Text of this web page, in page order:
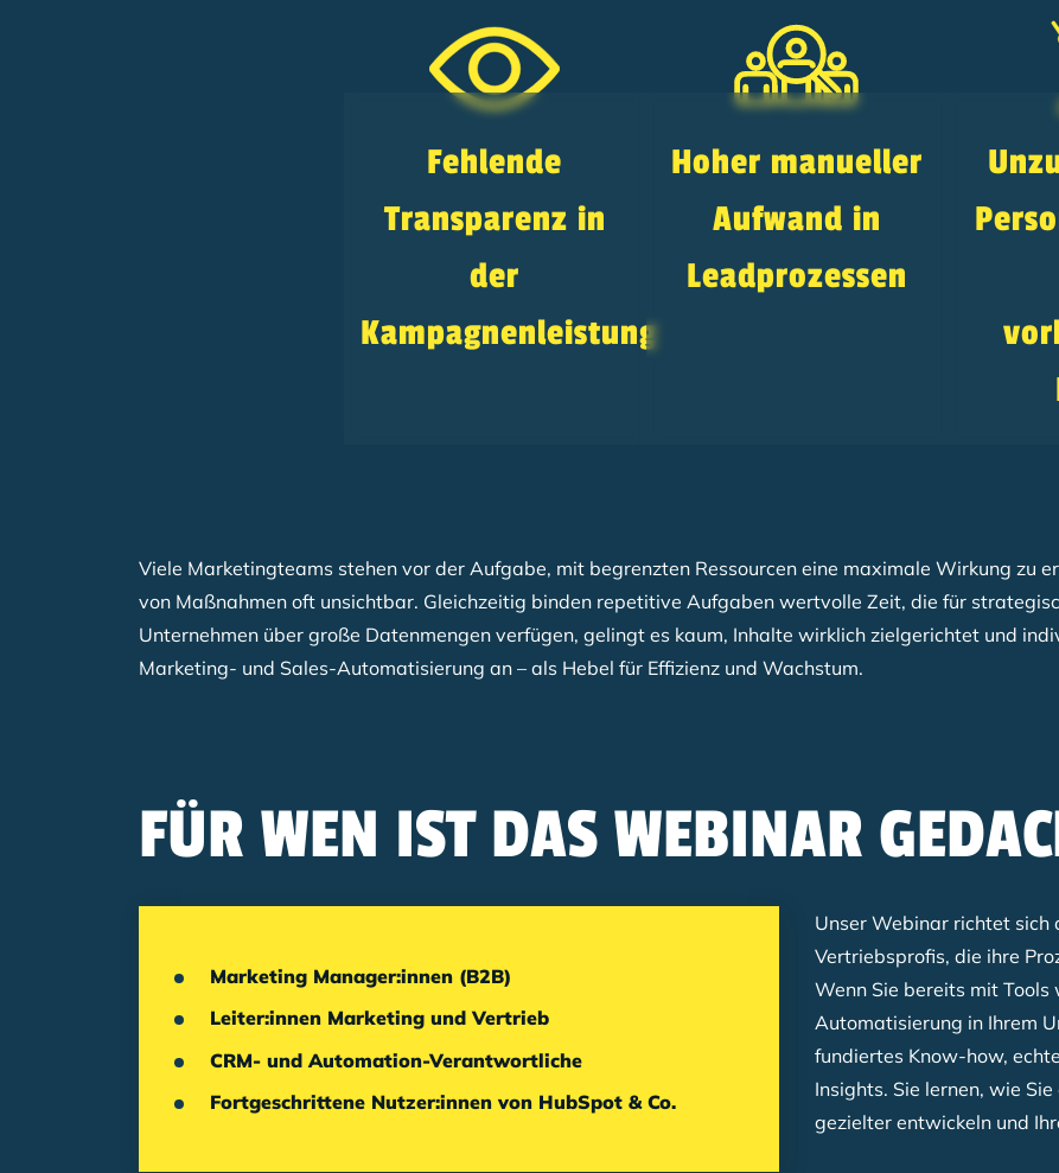
Fehlende
Transparenz in
der
Kampagnenleistung
Hoher manueller
Aufwand in
Leadprozessen
Viele Marketingteams stehen vor der Aufgabe, mit begrenzten Ressourcen eine maximale Wirkung zu
von Maßnahmen oft unsichtbar. Gleichzeitig binden repetitive Aufgaben wertvolle Zeit, die für
Unternehmen über große Datenmengen verfügen, gelingt es kaum, Inhalte wirklich zielgerichtet und
Marketing- und Sales-Automatisierung an – als Hebel für Effizienz und Wachstum.
FÜR WEN IST DAS WEBINAR
Marketing Manager:innen (B2B)
Leiter:innen Marketing und Vertrieb
CRM- und Automation-Verantwortliche
Fortgeschrittene Nutzer:innen von HubSpot & Co.
Unser Webinar richtet sich
Vertriebsprofis, die ihre
Wenn Sie bereits mit
Automatisierung in Ihrem
fundiertes Know-how,
Insights. Sie lernen, wie
gezielter entwickeln und